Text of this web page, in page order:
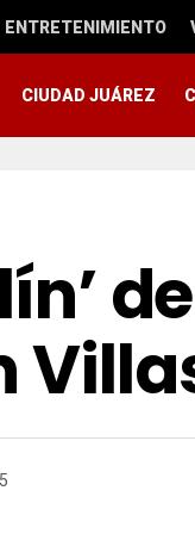
ENTRETENIMIENTO
CIUDAD JUÁREZ
de